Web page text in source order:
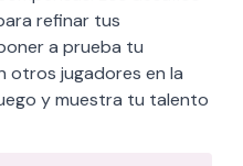
refinar tus
a prueba tu
otros jugadores en la
y muestra tu talento